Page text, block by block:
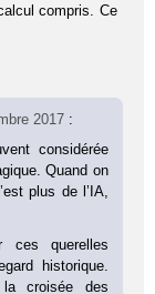
compris. Ce
2017 :
considérée
Quand on
plus de l’IA,
ces querelles
historique.
la croisée des